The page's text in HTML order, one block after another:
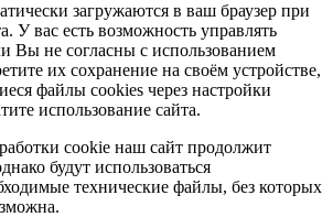
загружаются в ваш браузер при
У вас есть возможность управлять
Вы не согласны с использованием
их сохранение на своём устройстве,
файлы cookies через настройки
использование сайта.
cookie наш сайт продолжит
будут использоваться
технические файлы, без которых